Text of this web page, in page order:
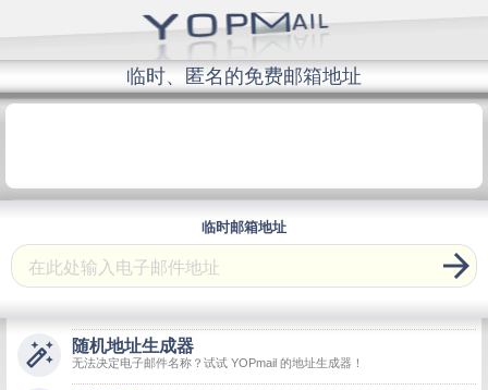
临时、匿名的免费邮箱地址
临时邮箱地址

 随机地址生成器
无法决定电子邮件名称？试试 YOPmail 的地址生成器！